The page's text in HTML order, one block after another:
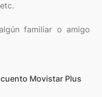
familiar o amigo
Movistar Plus